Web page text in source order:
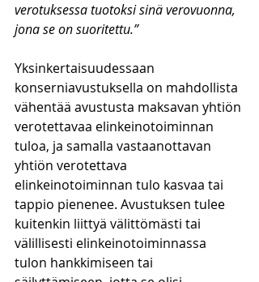
verotuksessa tuotoksi sinä verovuonna,
jona se on suoritettu.”
Yksinkertaisuudessaan
konserniavustuksella on mahdollista
vähentää avustusta maksavan yhtiön
verotettavaa elinkeinotoiminnan
tuloa, ja samalla vastaanottavan
yhtiön verotettava
elinkeinotoiminnan tulo kasvaa tai
tappio pienenee. Avustuksen tulee
kuitenkin liittyä välittömästi tai
välillisesti elinkeinotoiminnassa
tulon hankkimiseen tai